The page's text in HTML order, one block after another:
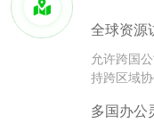
全球资源
允许跨国
持跨区域协
多国办公